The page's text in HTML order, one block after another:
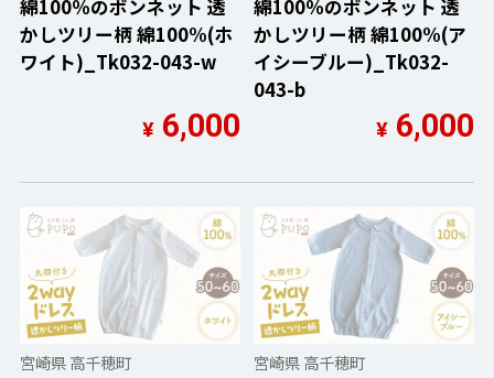
綿100％のボンネット 透
かしツリー柄 綿100%(ホ
ワイト)_Tk032-043-w
¥6,000
綿100％のボンネット 透
かしツリー柄 綿100%(ア
イシーブルー)_Tk032-
043-b
¥6,000
宮崎県 高千穂町 宮崎県 高千穂町